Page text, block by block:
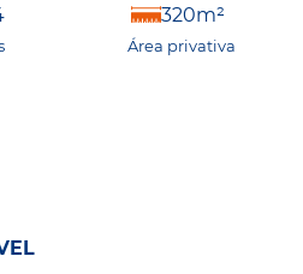
320m²
Área privativa